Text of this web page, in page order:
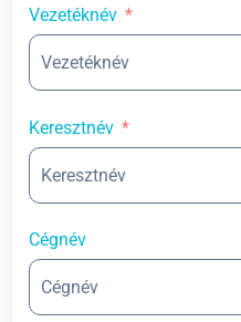
Vezetéknév
Keresztnév
Cégnév